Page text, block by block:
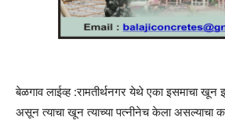
बेळगाव लाईव्ह :रामतीर्थनगर येथे एका इसमाचा
असून त्याचा खून त्याच्या पत्नीनेच केला असल्याचा